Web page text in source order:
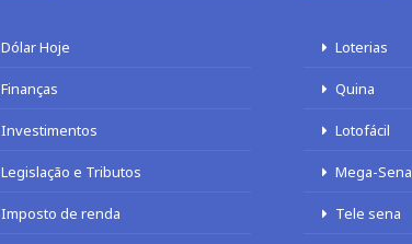
Dólar Hoje
Finanças
Investimentos
Legislação e Tributos
Imposto de renda
Loterias
Quina
Lotofácil
Mega-Sena
Tele sena